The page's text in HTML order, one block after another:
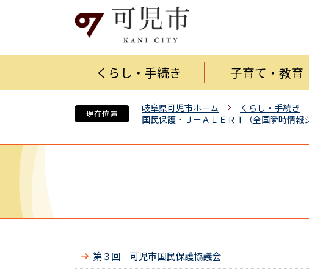
くらし・手続き 子育て・教育
現在位置 岐阜県可児市ホーム くらし・手続き
国民保護・Ｊ－ＡＬＥＲＴ（全国瞬時情報
第３回 可児市国民保護協議会